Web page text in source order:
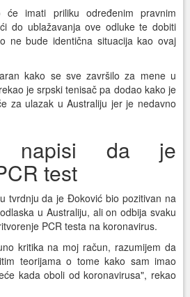
imati priliku određenim pravnim
do ublažavanja ove odluke te dobiti
ne bude identična situacija kao ovaj
kako se sve završilo za mene u
je srpski tenisač pa dodao kako je
za ulazak u Australiju jer je nedavno
napisi da je
test
tvrdnju da je Đoković bio pozitivan na
u Australiju, ali on odbija svaku
PCR testa na koronavirus.
kritika na moj račun, razumijem da
teorijama o tome kako sam imao
kada oboli od koronavirusa", rekao